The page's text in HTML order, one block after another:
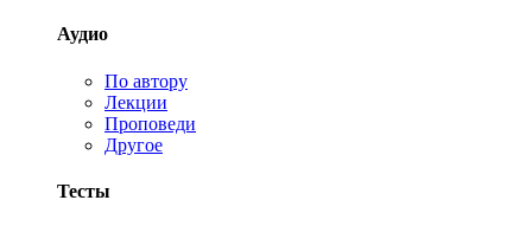
Аудио
По автору
Лекции
Проповеди
Другое
Тесты